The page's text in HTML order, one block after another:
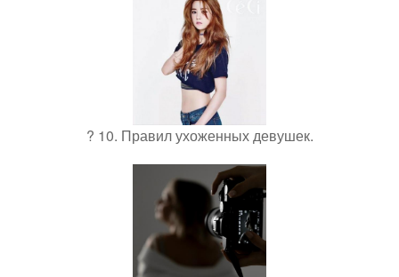
? 10. Правил ухоженных девушек.